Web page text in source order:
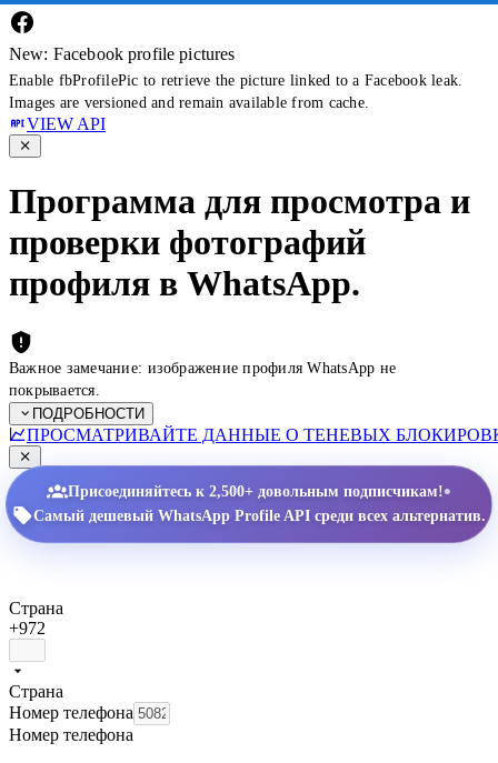
New: Facebook profile pictures
Enable fbProfilePic to retrieve the picture linked to a Facebook leak.
Images are versioned and remain available from cache.
VIEW API
Программа для просмотра и
проверки фотографий
профиля в WhatsApp.
Важное замечание: изображение профиля WhatsApp не
покрывается.
ПОДРОБНОСТИ
ПРОСМАТРИВАЙТЕ ДАННЫЕ О ТЕНЕВЫХ
Присоединяйтесь к 2,500+ довольным подписчикам!•
Самый дешевый WhatsApp Profile API среди всех альтернатив.
Страна
+972
Страна
Номер телефона
Номер телефона